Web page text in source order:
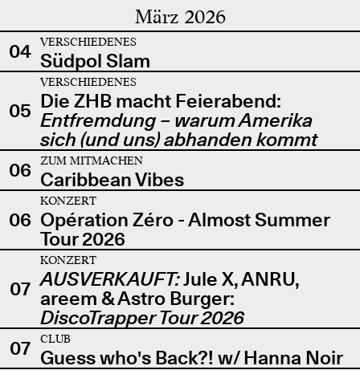
März 2026
04 VERSCHIEDENES
Südpol Slam
05
VERSCHIEDENES
Die ZHB macht Feierabend:
Entfremdung – warum Amerika
sich (und uns) abhanden kommt
06
ZUM MITMACHEN
Caribbean Vibes
06
KONZERT
Opération Zéro - Almost Summer
Tour 2026
07
KONZERT
AUSVERKAUFT:Jule X, ANRU,
areem & Astro Burger:
DiscoTrapper Tour 2026
07
CLUB
Guess who's Back?! w/ Hanna Noir